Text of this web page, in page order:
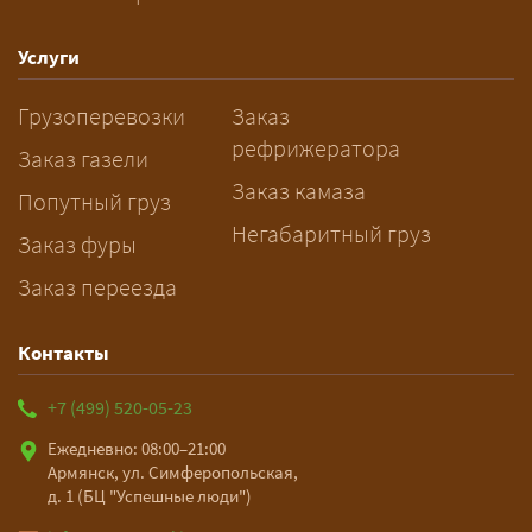
рабочих дней. Оставьте заявку
заблаговременно — логист
рассчитает маршрут и запустит
подготовку документов.
Услуги
Грузоперевозки
Заказ газели
Попутный груз
Заказ фуры
Заказ переезда
Заказ
рефрижератора
Заказ камаза
Негабаритный груз
Контакты
+7 (499) 520-05-23
Ежедневно: 08:00–21:00
Армянск, ул. Симферопольская,
д. 1 (БЦ "Успешные люди")